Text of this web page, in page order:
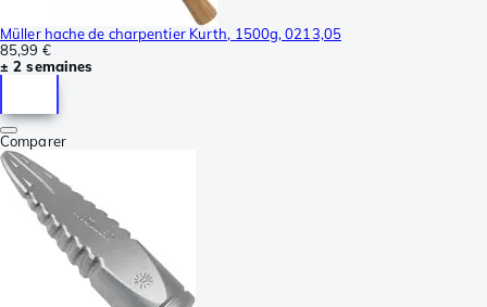
Müller hache de charpentier Kurth, 1500g, 0213,05
85,99 €
± 2 semaines
Comparer